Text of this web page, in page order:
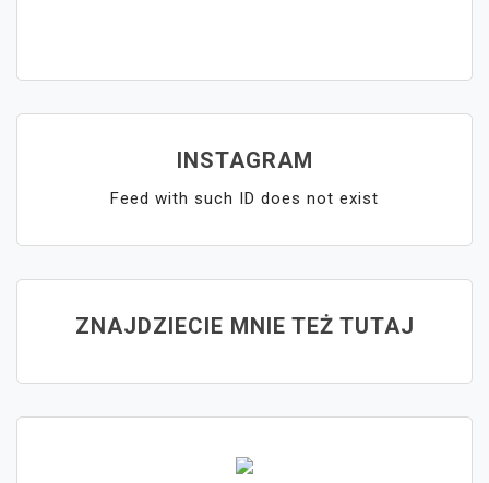
INSTAGRAM
Feed with such ID does not exist
ZNAJDZIECIE MNIE TEŻ TUTAJ